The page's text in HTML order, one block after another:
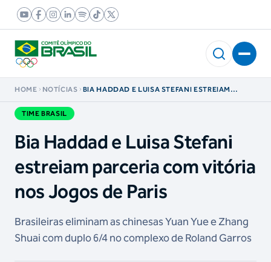
HOME NOTÍCIAS
BIA HADDAD E LUISA STEFANI ESTREIAM
TIME BRASIL
Bia Haddad e Luisa Stefani
estreiam parceria com vitória
nos Jogos de Paris
Brasileiras eliminam as chinesas Yuan Yue e Zhang
Shuai com duplo 6/4 no complexo de Roland Garros